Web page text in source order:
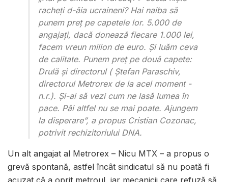
racheţi d-ăia ucraineni? Hai naiba să
punem preț pe capetele lor. 5.000 de
angajați, dacă donează fiecare 1.000 lei,
facem vreun milion de euro. Și luăm ceva
de calitate. Punem preț pe două capete:
Drulă și directorul ( Ştefan Paraschiv,
directorul Metrorex de la acel moment -
n.r.). Şi-ai să vezi cum ne lasă lumea în
pace. Păi altfel nu se mai poate. Ajungem
la disperare”, a propus Cristian Cozonac,
potrivit rechizitoriului DNA.
Un alt angajat al Metrorex – Nicu MTX – a propus o
grevă spontană, astfel încât sindicatul să nu poată fi